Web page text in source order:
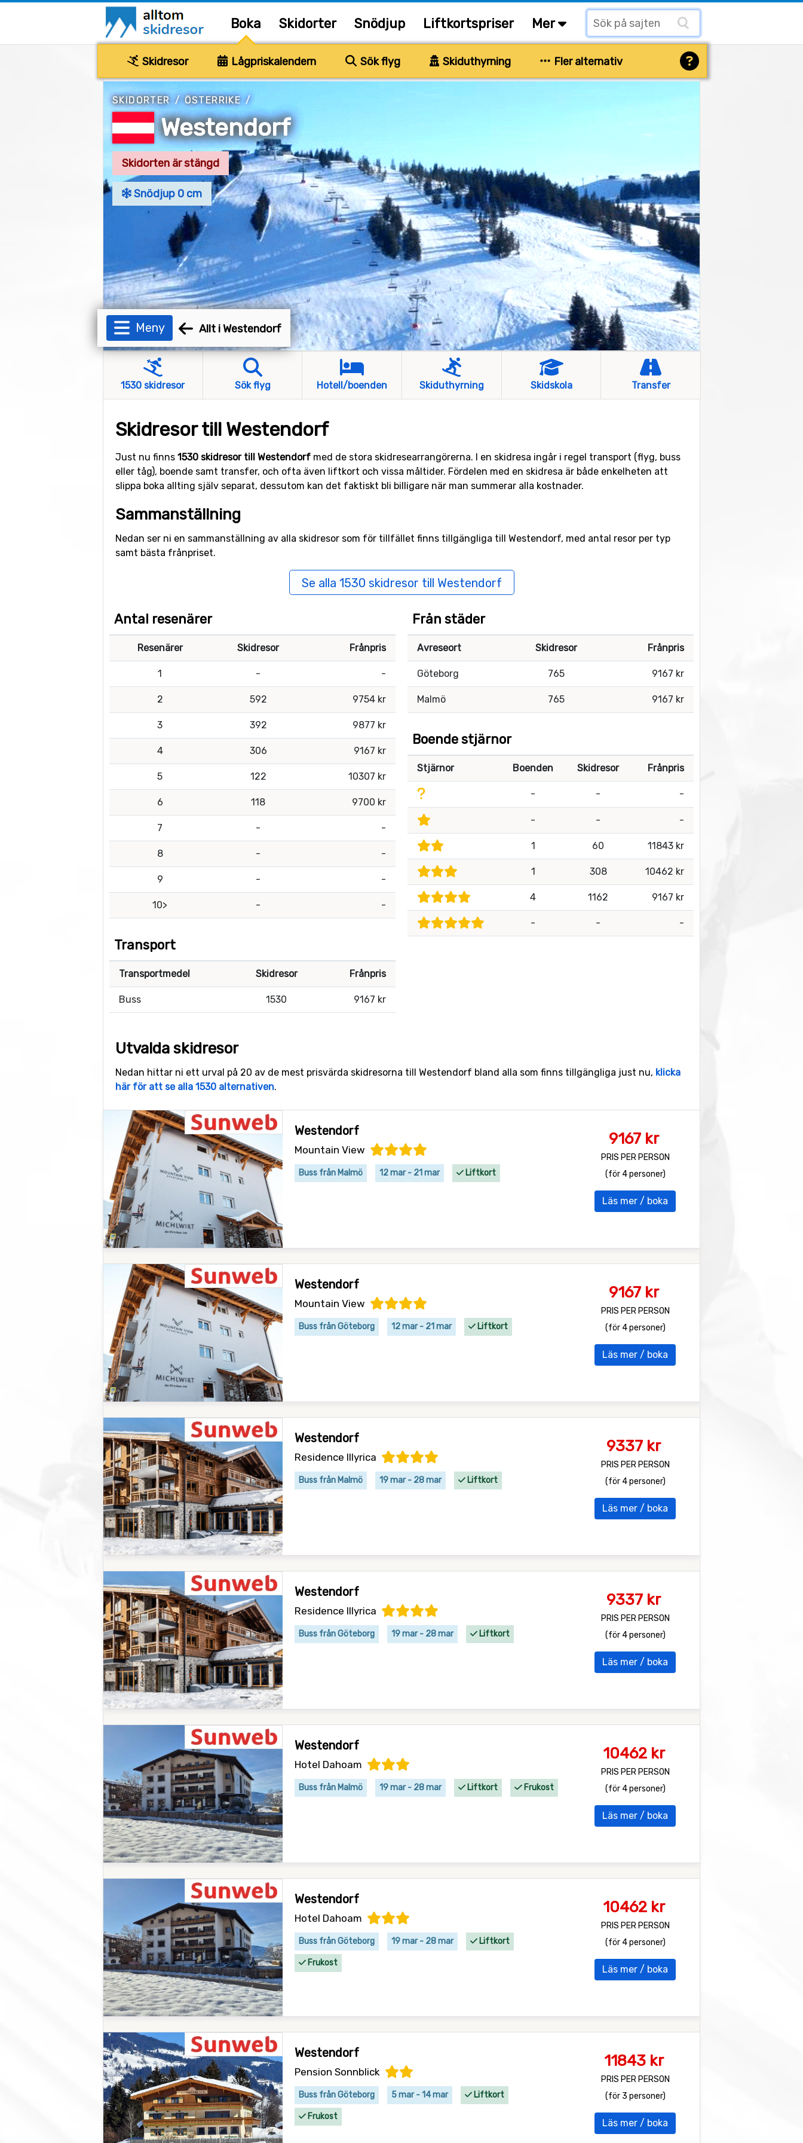
Boka Skidorter Snödjup Liftkortspriser Mer
Skidresor Lågpriskalendern Sök flyg Skiduthyrning Fler alternativ
SKIDORTER/ÖSTERRIKE/
Westendorf
Skidorten är stängd
Snödjup 0 cm
Meny Allt i Westendorf
1530 skidresor Sök flyg Hotell/boenden Skiduthyrning Skidskola Transfer
Skidresor till Westendorf
Just nu finns 1530 skidresor till Westendorf med de stora skidresearrangörerna. I en skidresa ingår i regel transport (flyg, buss
eller tåg), boende samt transfer, och ofta även liftkort och vissa måltider. Fördelen med en skidresa är både enkelheten att
slippa boka allting själv separat, dessutom kan det faktiskt bli billigare när man summerar alla kostnader.
Sammanställning
Nedan ser ni en sammanställning av alla skidresor som för tillfället finns tillgängliga till Westendorf, med antal resor per typ
samt bästa frånpriset.
Se alla 1530 skidresor till Westendorf
Antal resenärer
Resenärer Skidresor Frånpris
1 - -
2 592 9754 kr
3 392 9877 kr
4 306 9167 kr
5 122 10307 kr
6 118 9700 kr
7 - -
8 - -
9 - -
10> - -
Transport
Transportmedel Skidresor Frånpris
Buss 1530 9167 kr
Från städer
Avreseort Skidresor Frånpris
Göteborg 765 9167 kr
Malmö 765 9167 kr
Boende stjärnor
Stjärnor Boenden Skidresor Frånpris
- - -
- - -
1 60 11843 kr
1 308 10462 kr
4 1162 9167 kr
- - -
Utvalda skidresor
Nedan hittar ni ett urval på 20 av de mest prisvärda skidresorna till Westendorf bland alla som finns tillgängliga just nu, klicka
här för att se alla 1530 alternativen.
Westendorf
Mountain View
Buss från Malmö 12 mar - 21 mar Liftkort
9167 kr
PRIS PER PERSON
(för 4 personer)
Läs mer / boka
Westendorf
Mountain View
Buss från Göteborg 12 mar - 21 mar Liftkort
9167 kr
PRIS PER PERSON
(för 4 personer)
Läs mer / boka
Westendorf
Residence Illyrica
Buss från Malmö 19 mar - 28 mar Liftkort
9337 kr
PRIS PER PERSON
(för 4 personer)
Läs mer / boka
Westendorf
Residence Illyrica
Buss från Göteborg 19 mar - 28 mar Liftkort
9337 kr
PRIS PER PERSON
(för 4 personer)
Läs mer / boka
Westendorf
Hotel Dahoam
Buss från Malmö 19 mar - 28 mar Liftkort Frukost
10462 kr
PRIS PER PERSON
(för 4 personer)
Läs mer / boka
Westendorf
Hotel Dahoam
Buss från Göteborg 19 mar - 28 mar Liftkort
Frukost
10462 kr
PRIS PER PERSON
(för 4 personer)
Läs mer / boka
Westendorf
Pension Sonnblick
Buss från Göteborg 5 mar - 14 mar Liftkort
Frukost
11843 kr
PRIS PER PERSON
(för 3 personer)
Läs mer / boka